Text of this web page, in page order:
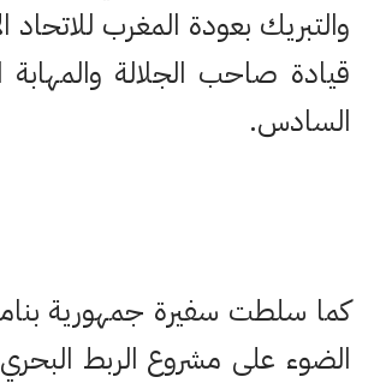
والتبريك بعودة المغرب
قيادة صاحب الجلالة
السادس.
كما سلطت سفيرة جمهورية
الضوء على مشروع الربط